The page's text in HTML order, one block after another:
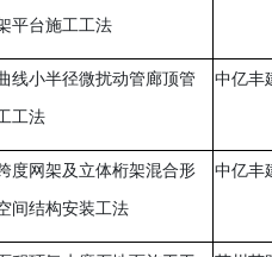
平台施工工法
线小半径微扰动管廊顶管
工法
中亿丰
度网架及立体桁架混合形
间结构安装工法
中亿丰